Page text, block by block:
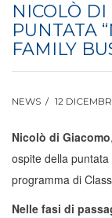
NICOLÒ
PUNTATA
FAMILY
NEWS 12
Nicolò di Giacomo
ospite della puntata
programma di
Nelle fasi di